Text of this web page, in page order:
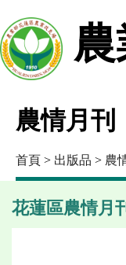
農情月刊
首頁 > 出版品 > 農
花蓮區農情月